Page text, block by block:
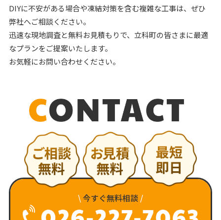
DIYに不安がある場合や凍結対策を含む複雑な工事は、ぜひ
弊社へご相談ください。
迅速な現地調査と無料お見積もりで、立科町の皆さまに最適
なプランをご提案いたします。
お気軽にお問い合わせください。
\今すぐ無料相談 /